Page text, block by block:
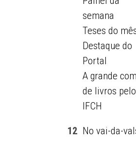
semana
Teses do
Destaque do
Portal
A grande
de livros pelo
IFCH
12 No vai-da-